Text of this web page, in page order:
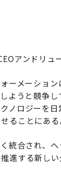
アンドリュ
ーメーショ
ようと競争
ノロジーを
ることにある
統合され、
進する新し